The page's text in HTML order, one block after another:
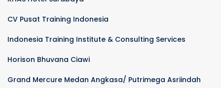
CV Pusat Training Indonesia
Indonesia Training Institute & Consulting Services
Horison Bhuvana Ciawi
Grand Mercure Medan Angkasa/ Putrimega Asriindah